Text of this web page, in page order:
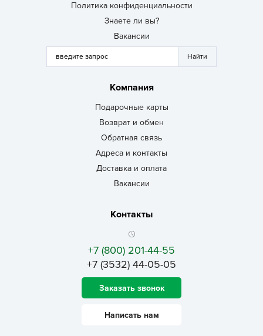
Политика конфиденциальности
Знаете ли вы?
Вакансии
Компания
Подарочные карты
Возврат и обмен
Обратная связь
Адреса и контакты
Доставка и оплата
Вакансии
Контакты
+7 (800) 201-44-55
+7 (3532) 44-05-05
Заказать звонок
Написать нам